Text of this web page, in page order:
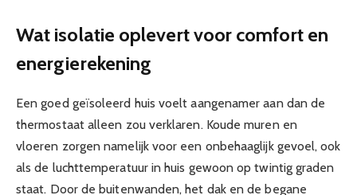
Wat isolatie oplevert voor comfort en
energierekening
Een goed geïsoleerd huis voelt aangenamer aan dan de
thermostaat alleen zou verklaren. Koude muren en
vloeren zorgen namelijk voor een onbehaaglijk gevoel, ook
als de luchttemperatuur in huis gewoon op twintig graden
staat. Door de buitenwanden, het dak en de begane